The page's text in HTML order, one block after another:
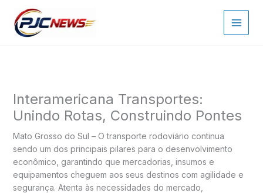
para
Interamericana Transportes:
Unindo Rotas, Construindo Pontes
Mato Grosso do Sul – O transporte rodoviário continua
sendo um dos principais pilares para o desenvolvimento
econômico, garantindo que mercadorias, insumos e
equipamentos cheguem aos seus destinos com agilidade e
segurança. Atenta às necessidades do mercado,